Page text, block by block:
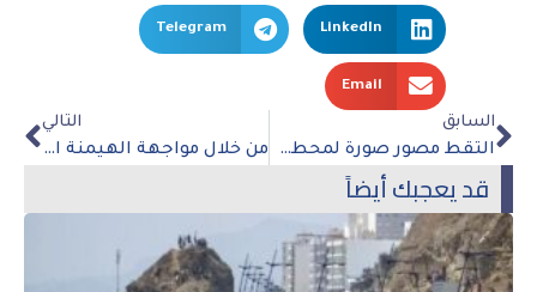
LinkedIn
Telegram
Email
السابق
التقط مصور صورة لمحطة الفضاء الدولية مظللة أمام الشمس.
التالي
من خلال مواجهة الهيمنة الأمريكية وتحدي الدولار ، يمثل أعضاء البريكس أفضل أمل لنظام عالمي أكثر عدلاً
قد يعجبك أيضاً